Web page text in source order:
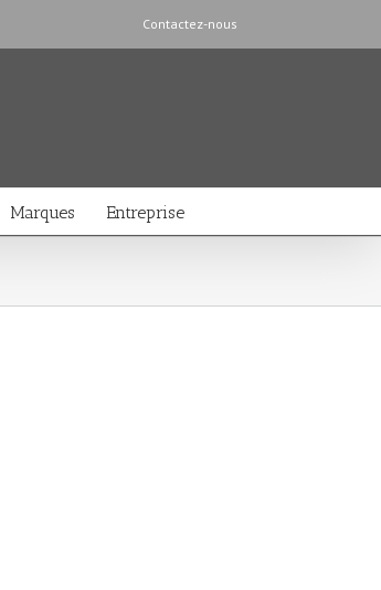
Contactez-nous
Marques Entreprise